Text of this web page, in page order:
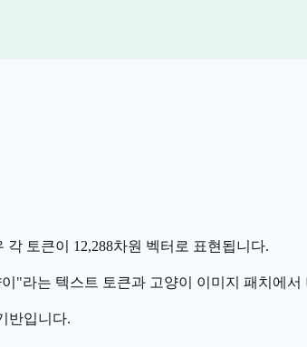
각 토큰이 12,288차원 벡터로 표현됩니다.
"라는 텍스트 토큰과 고양이 이미지 패치에
반입니다.